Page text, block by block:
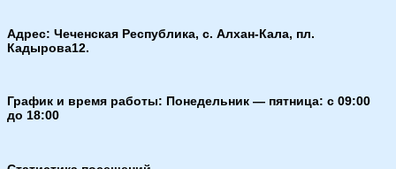
Адрес: Чеченская Республика, с. Алхан-Кала, пл.
Кадырова12.
График и время работы: Понедельник — пятница: с 09:00
до 18:00